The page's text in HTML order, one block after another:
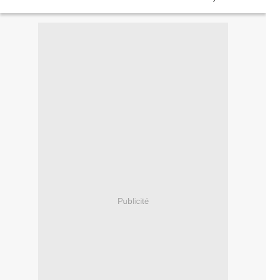
Publicité